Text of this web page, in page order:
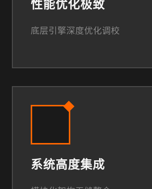
性能优化极致
底层引擎深度优化调校
系统高度集成